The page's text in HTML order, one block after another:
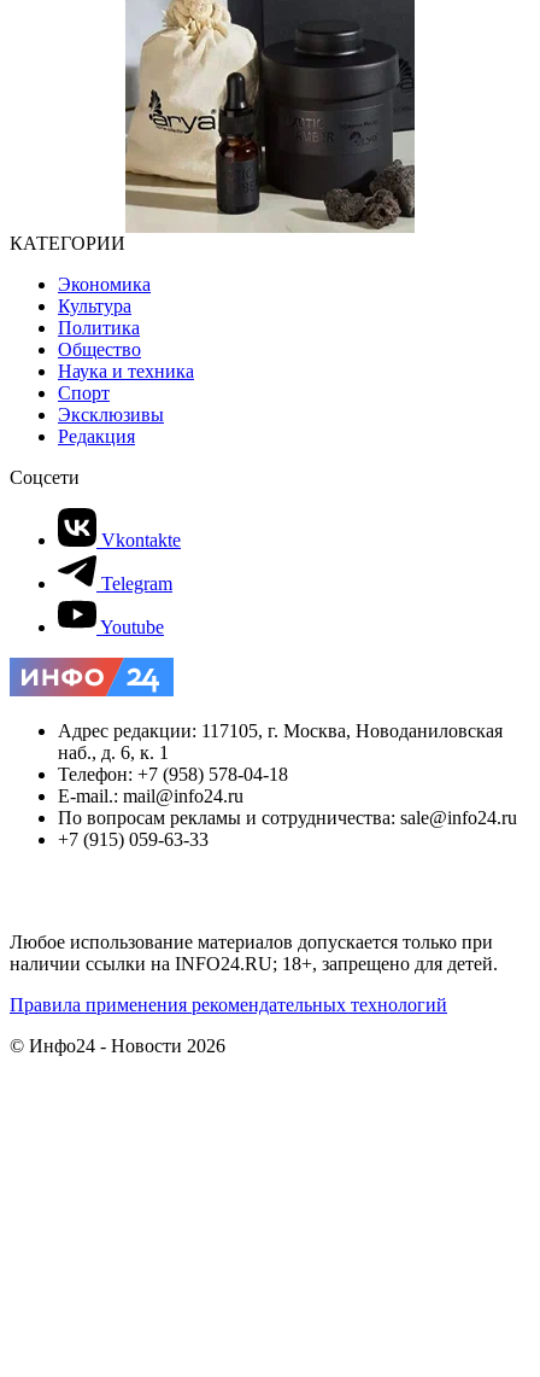
КАТЕГОРИИ
Экономика
Культура
Политика
Общество
Наука и техника
Спорт
Эксклюзивы
Редакция
Соцсети
Vkontakte
Telegram
Youtube
Адрес редакции: 117105, г. Москва, Новоданиловская
наб., д. 6, к. 1
Телефон: +7 (958) 578-04-18
E-mail.: mail@info24.ru
По вопросам рекламы и сотрудничества: sale@info24.ru
+7 (915) 059-63-33
Любое использование материалов допускается только при
наличии ссылки на INFO24.RU; 18+, запрещено для детей.
Правила применения рекомендательных технологий
© Инфо24 - Новости 2026